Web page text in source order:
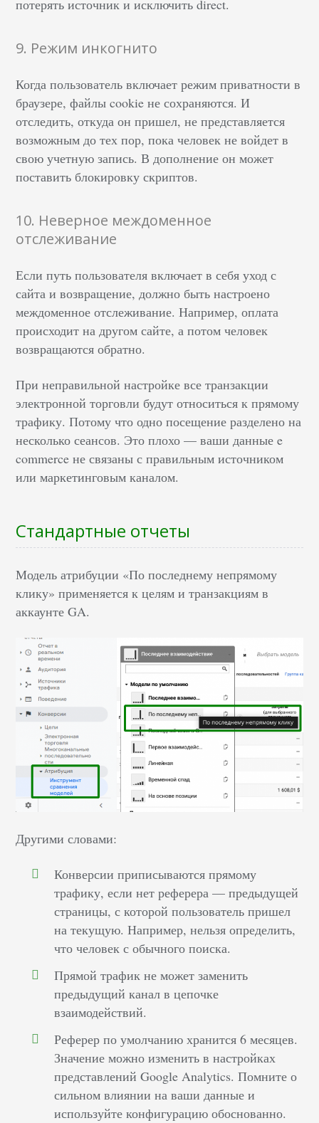
потерять источник и исключить direct.
9. Режим инкогнито
Когда пользователь включает режим приватности в
браузере, файлы cookie не сохраняются. И
отследить, откуда он пришел, не представляется
возможным до тех пор, пока человек не войдет в
свою учетную запись. В дополнение он может
поставить блокировку скриптов.
10. Неверное междоменное
отслеживание
Если путь пользователя включает в себя уход с
сайта и возвращение, должно быть настроено
междоменное отслеживание. Например, оплата
происходит на другом сайте, а потом человек
возвращаются обратно.
При неправильной настройке все транзакции
электронной торговли будут относиться к прямому
трафику. Потому что одно посещение разделено на
несколько сеансов. Это плохо — ваши данные e
commerce не связаны с правильным источником
или маркетинговым каналом.
Стандартные отчеты
Модель атрибуции «По последнему непрямому
клику» применяется к целям и транзакциям в
аккаунте GA.
Другими словами:
Конверсии приписываются прямому
трафику, если нет реферера — предыдущей
страницы, с которой пользователь пришел
на текущую. Например, нельзя определить,
что человек с обычного поиска.
Прямой трафик не может заменить
предыдущий канал в цепочке
взаимодействий.
Реферер по умолчанию хранится 6 месяцев.
Значение можно изменить в настройках
представлений Google Analytics. Помните о
сильном влиянии на ваши данные и
используйте конфигурацию обоснованно.